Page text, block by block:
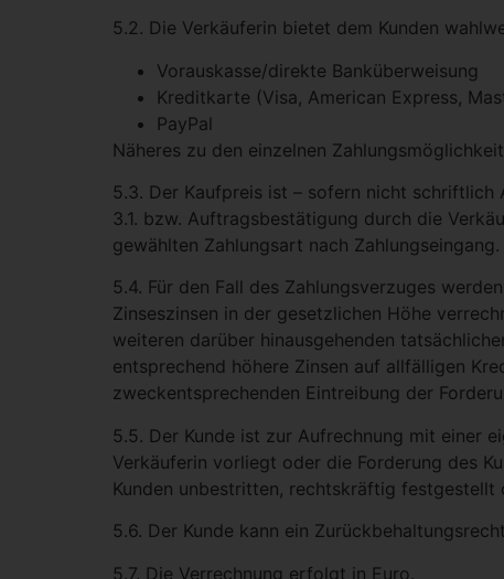
5.2. Die Verkäuferin bietet dem Kunden
Vorauskasse/direkte Banküberweisung
Kreditkarte (Visa, American Express,
PayPal
Näheres zu den einzelnen
5.3. Der Kaufpreis ist – sofern nicht
3.1. bzw. Auftragsbestätigung durch die
gewählten Zahlungsart nach Zahlungseingang.
5.4. Für den Fall des Zahlungsverzuges
Zinseszinsen in der gesetzlichen Höhe
weiteren darüber hinausgehenden
entsprechend höhere Zinsen auf allfälligen
zweckentsprechenden Eintreibung der
5.5. Der Kunde ist zur Aufrechnung mit einer
Verkäuferin vorliegt oder die Forderung des
Kunden unbestritten, rechtskräftig
5.6. Der Kunde kann ein
5.7. Die Verrechnung erfolgt in Euro.